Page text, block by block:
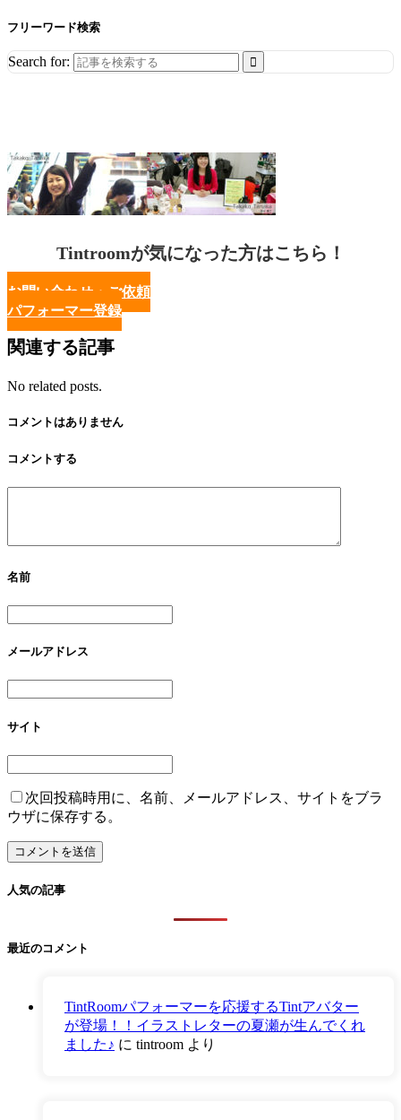
フリーワード検索
Search for:
Tintroomが気になった方はこちら！
お問い合わせ・ご依頼
パフォーマー登録
関連する記事
No related posts.
コメントはありません
コメントする
名前
メールアドレス
サイト
次回投稿時用に、名前、メールアドレス、サイトをブラ
ウザに保存する。
人気の記事
最近のコメント
TintRoomパフォーマーを応援するTintアバター
が登場！！イラストレターの夏瀬が生んでくれ
ました♪ に tintroom より